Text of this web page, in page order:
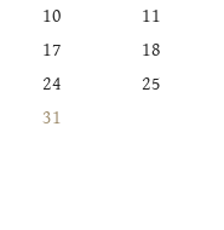
10 11
17 18
24 25
31